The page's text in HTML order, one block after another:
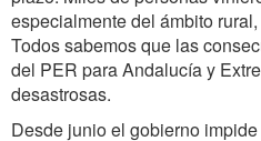
especialmente del ámbito
Todos sabemos que las
del PER para Andalucía y
desastrosas.
Desde junio el gobierno